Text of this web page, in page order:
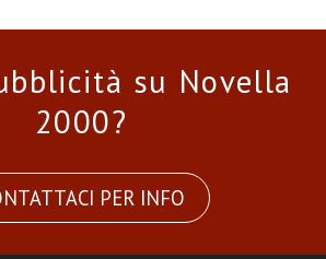
su Novella
2000?
PER INFO